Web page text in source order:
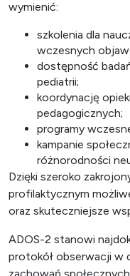
wymienić:
szkolenia dla
wczesnych
dostępność
pediatrii;
koordynację
pedagogicznych;
programy
kampanie
różnorodności
Dzięki szeroko
profilaktycznym
oraz skuteczniejsze
ADOS-2 stanowi
protokół obserwacji w